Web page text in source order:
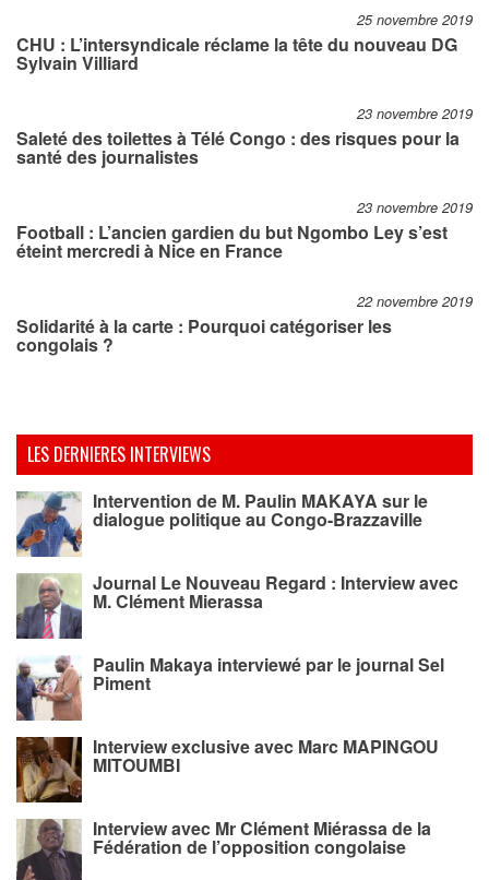
25 novembre 2019
CHU : L’intersyndicale réclame la tête du nouveau DG
Sylvain Villiard
23 novembre 2019
Saleté des toilettes à Télé Congo : des risques pour la
santé des journalistes
23 novembre 2019
Football : L’ancien gardien du but Ngombo Ley s’est
éteint mercredi à Nice en France
22 novembre 2019
Solidarité à la carte : Pourquoi catégoriser les
congolais ?
LES DERNIERES INTERVIEWS
Intervention de M. Paulin MAKAYA sur le
dialogue politique au Congo-Brazzaville
Journal Le Nouveau Regard : Interview avec
M. Clément Mierassa
Paulin Makaya interviewé par le journal Sel
Piment
Interview exclusive avec Marc MAPINGOU
MITOUMBI
Interview avec Mr Clément Miérassa de la
Fédération de l’opposition congolaise